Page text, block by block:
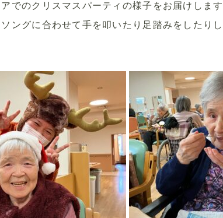
でのクリスマスパーティの様子をお届けします
ングに合わせて手を叩いたり足踏みをしたり